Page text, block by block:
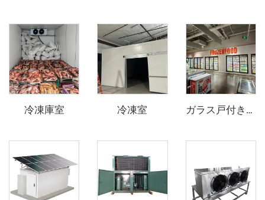
冷凍庫室 冷凍室 ガラス戸付き陳列用冷蔵庫/冷凍庫（歩行入用）